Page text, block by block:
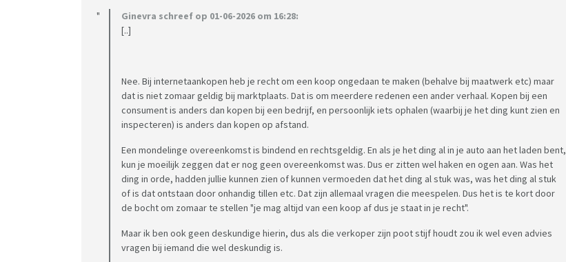
Ginevra schreef op 01-06-2026 om 16:28:
[..]
Nee. Bij internetaankopen heb je recht om een koop ongedaan te maken (behalve bij maatwerk etc) maar
dat is niet zomaar geldig bij marktplaats. Dat is om meerdere redenen een ander verhaal. Kopen bij een
consument is anders dan kopen bij een bedrijf, en persoonlijk iets ophalen (waarbij je het ding kunt zien en
inspecteren) is anders dan kopen op afstand.
Een mondelinge overeenkomst is bindend en rechtsgeldig. En als je het ding al in je auto aan het laden bent,
kun je moeilijk zeggen dat er nog geen overeenkomst was. Dus er zitten wel haken en ogen aan. Was het
ding in orde, hadden jullie kunnen zien of kunnen vermoeden dat het ding al stuk was, was het ding al stuk
of is dat ontstaan door onhandig tillen etc. Dat zijn allemaal vragen die meespelen. Dus het is te kort door
de bocht om zomaar te stellen "je mag altijd van een koop af dus je staat in je recht".
Maar ik ben ook geen deskundige hierin, dus als die verkoper zijn poot stijf houdt zou ik wel even advies
vragen bij iemand die wel deskundig is.